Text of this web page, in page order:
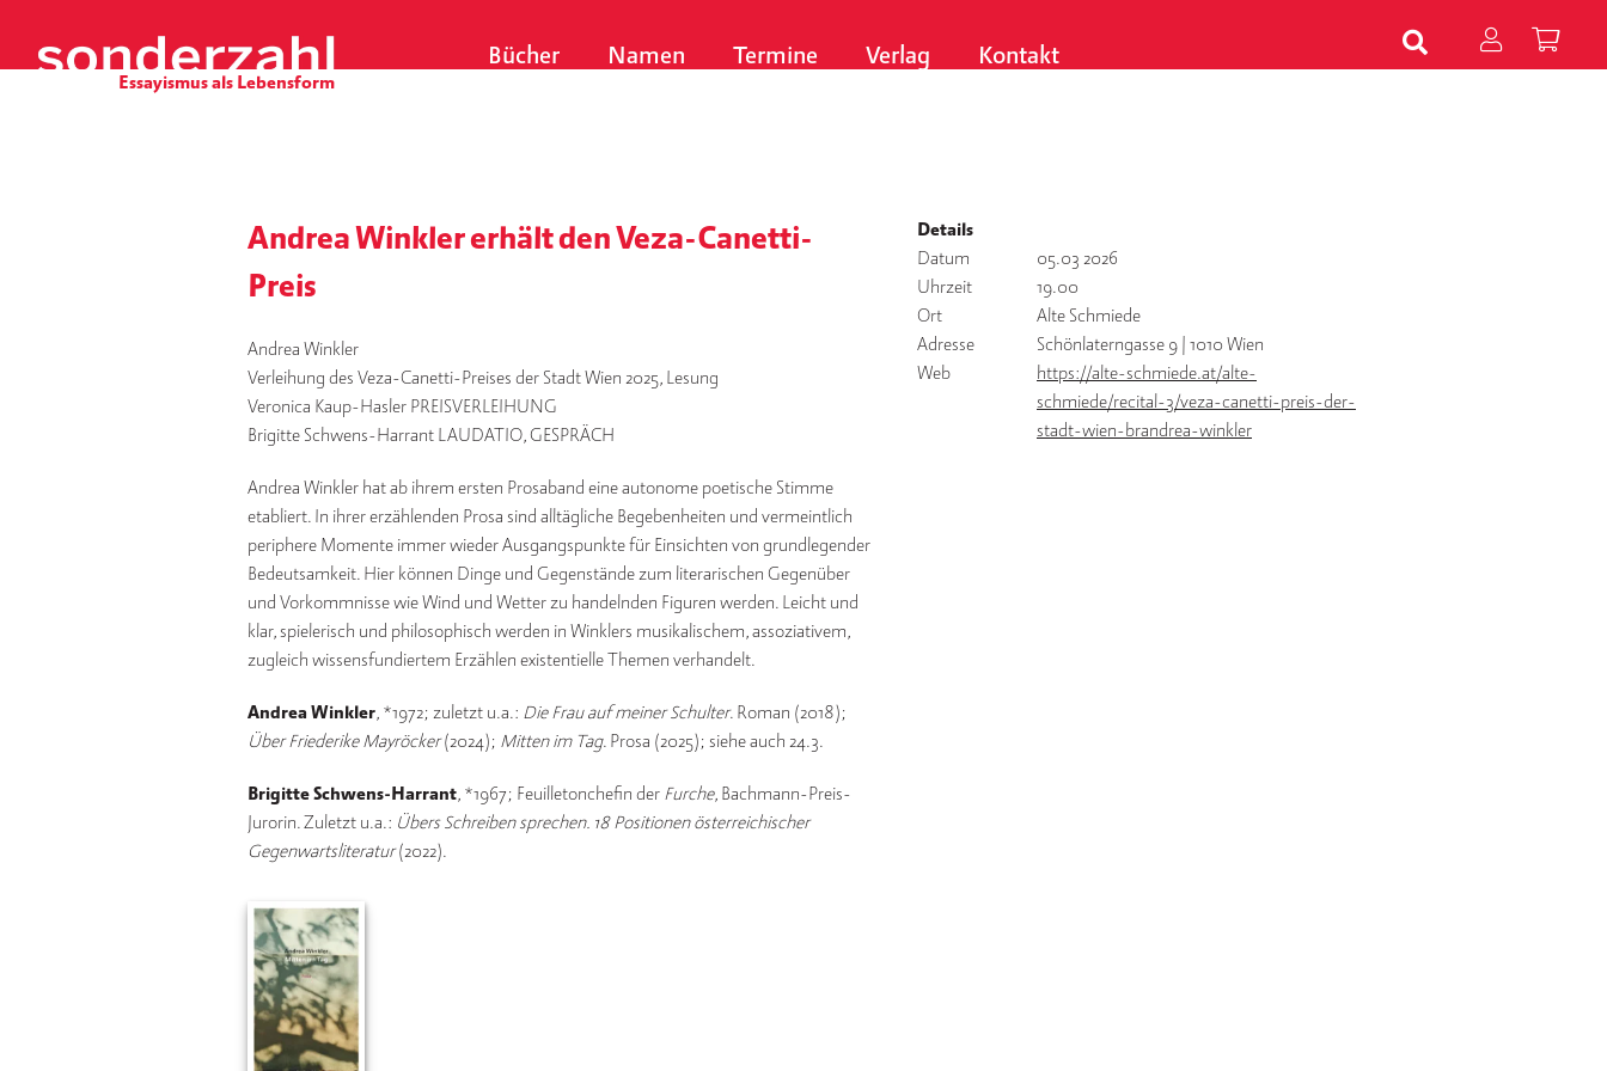
i
Bücher Namen Termine Verlag Kontakt
Andrea Winkler erhält den Veza-Canetti-
Preis
Andrea Winkler
Verleihung des Veza-Canetti-Preises der Stadt Wien 2025, Lesung
Veronica Kaup-Hasler PREISVERLEIHUNG
Brigitte Schwens-Harrant LAUDATIO, GESPRÄCH
Andrea Winkler hat ab ihrem ersten Prosaband eine autonome poetische Stimme
etabliert. In ihrer erzählenden Prosa sind alltägliche Begebenheiten und vermeintlich
periphere Momente immer wieder Ausgangspunkte für Einsichten von grundlegender
Bedeutsamkeit. Hier können Dinge und Gegenstände zum literarischen Gegenüber
und Vorkommnisse wie Wind und Wetter zu handelnden Figuren werden. Leicht und
klar, spielerisch und philosophisch werden in Winklers musikalischem, assoziativem,
zugleich wissensfundiertem Erzählen existentielle Themen verhandelt.
Andrea Winkler, *1972; zuletzt u.a.: Die Frau auf meiner Schulter. Roman (2018);
Über Friederike Mayröcker(2024); Mitten im Tag. Prosa (2025); siehe auch 24.3.
Brigitte Schwens-Harrant, *1967; Feuilletonchefin der Furche, Bachmann-Preis-
Jurorin. Zuletzt u.a.: Übers Schreiben sprechen. 18 Positionen österreichischer
Gegenwartsliteratur(2022).
Details
Datum
05.03 2026
Uhrzeit
19.00
Ort
Alte Schmiede
Adresse
Schönlaterngasse 9 | 1010 Wien
Web
https://alte-schmiede.at/alte-
schmiede/recital-3/veza-canetti-preis-der-
stadt-wien-brandrea-winkler